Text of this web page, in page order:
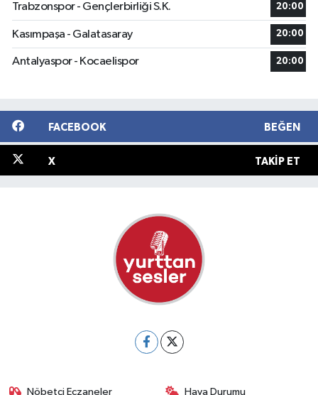
Trabzonspor - Gençlerbirliği S.K. 20:00
Kasımpaşa - Galatasaray 20:00
Antalyaspor - Kocaelispor 20:00
FACEBOOK BEĞEN
X TAKIP ET
Nöbetçi Eczaneler Hava Durumu